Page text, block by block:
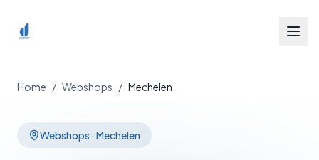
Home / Webshops / Mechelen
Webshops · Mechelen